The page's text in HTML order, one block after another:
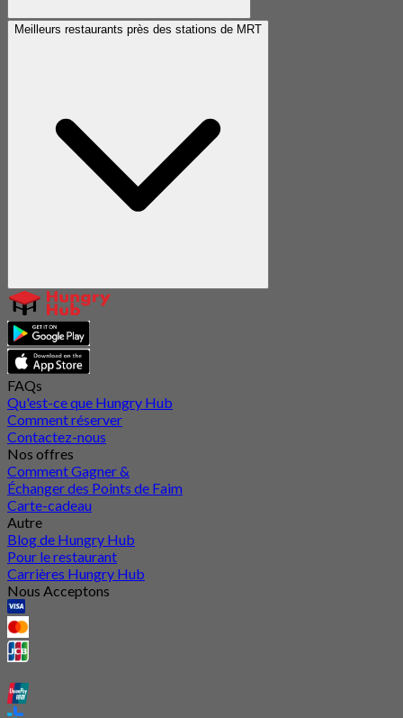
Meilleurs restaurants près des stations de MRT
FAQs
Qu'est-ce que Hungry Hub
Comment réserver
Contactez-nous
Nos offres
Comment Gagner &
Échanger des Points de Faim
Carte-cadeau
Autre
Blog de Hungry Hub
Pour le restaurant
Carrières Hungry Hub
Nous Acceptons